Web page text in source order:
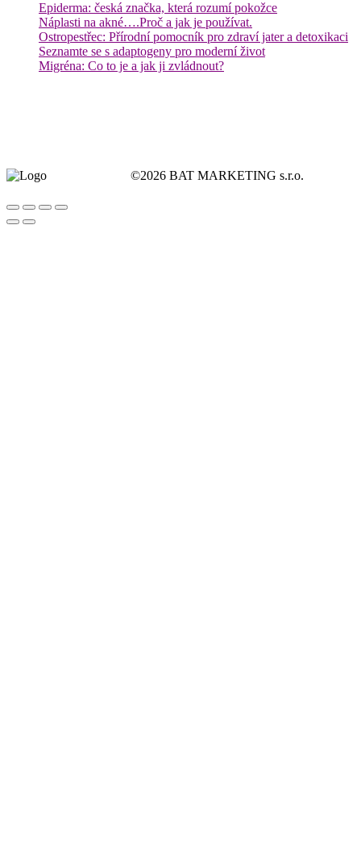
Epiderma: česká značka, která rozumí pokožce
Náplasti na akné….Proč a jak je používat.
Ostropestřec: Přírodní pomocník pro zdraví jater a detoxikaci
Seznamte se s adaptogeny pro moderní život
Migréna: Co to je a jak ji zvládnout?
©2026 BAT MARKETING s.r.o.